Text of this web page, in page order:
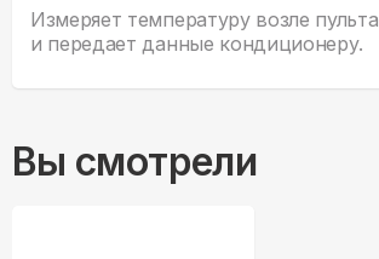
Измеряет температуру возле пульта
и передает данные кондиционеру.
Вы смотрели